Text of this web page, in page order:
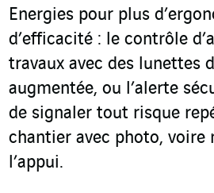
Energies pour plus
d’efficacité : le contrôle
travaux avec des lunettes
augmentée, ou l’alerte
de signaler tout risque
chantier avec photo, voire
l’appui.